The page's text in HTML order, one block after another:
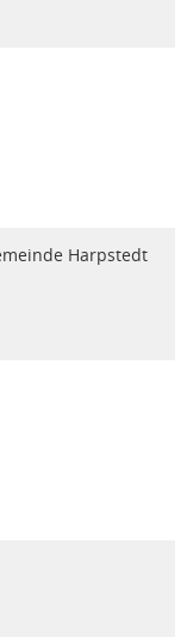
Harpstedt